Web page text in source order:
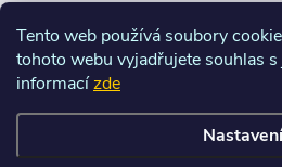
Tento web používá soubory
tohoto webu vyjadřujete souhlas
informacízde
Nastavení